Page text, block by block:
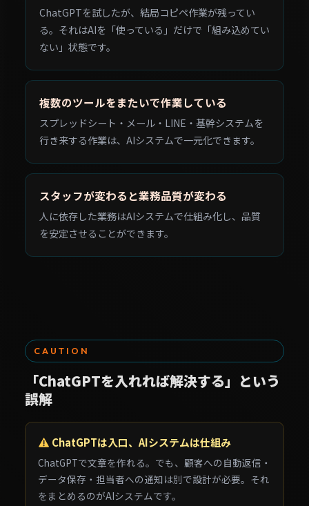
ChatGPTを試したが、結局コピペ作業が残ってい
る。それはAIを「使っている」だけで「組み込めてい
ない」状態です。
複数のツールをまたいで作業している
スプレッドシート・メール・LINE・基幹システムを
行き来する作業は、AIシステムで一元化できます。
スタッフが変わると業務品質が変わる
人に依存した業務はAIシステムで仕組み化し、品質
を安定させることができます。
CAUTION
「ChatGPTを入れれば解決する」という
誤解
ChatGPTは入口、AIシステムは仕組み
ChatGPTで文章を作れる。でも、顧客への自動返信・
データ保存・担当者への通知は別で設計が必要。それ
をまとめるのがAIシステムです。